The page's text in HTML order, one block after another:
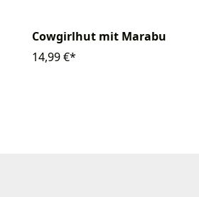
Cowgirlhut mit Marabu
14,99 €*